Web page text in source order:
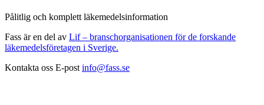
Pålitlig och komplett läkemedelsinformation
Fass är en del av Lif – branschorganisationen för de forskande
läkemedelsföretagen i Sverige.
Kontakta oss E-post info@fass.se